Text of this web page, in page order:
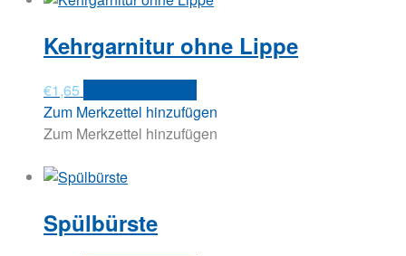
Kehrgarnitur ohne Lippe
€1,65
Zum Merkzettel hinzufügen
Zum Merkzettel hinzufügen
Spülbürste